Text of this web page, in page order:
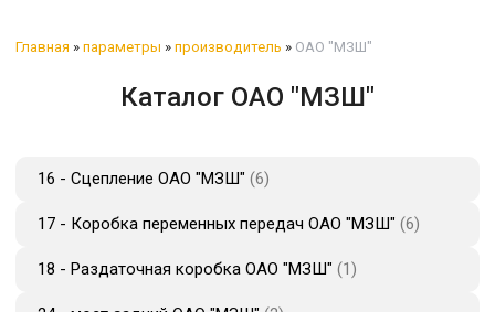
Главная » параметры » производитель » ОАО "МЗШ"
Каталог ОАО "МЗШ"
16 - Сцепление ОАО "МЗШ" 6
17 - Коробка переменных передач ОАО "МЗШ" 6
18 - Раздаточная коробка ОАО "МЗШ" 1